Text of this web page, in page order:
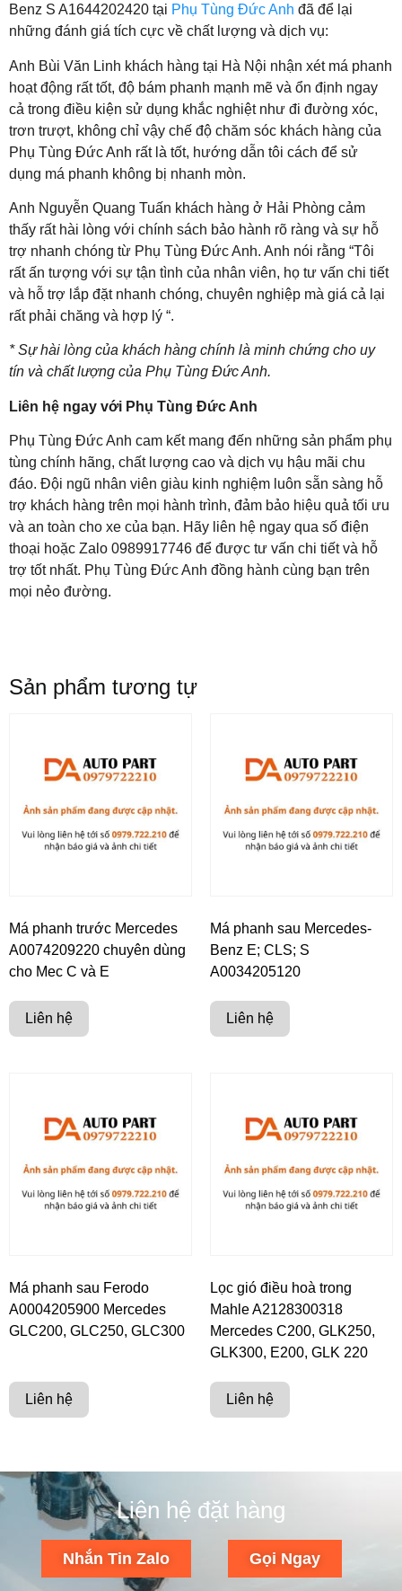
Benz S A1644202420 tại Phụ Tùng Đức Anh đã để lại
những đánh giá tích cực về chất lượng và dịch vụ:
Anh Bùi Văn Linh khách hàng tại Hà Nội nhận xét má phanh
hoạt động rất tốt, độ bám phanh mạnh mẽ và ổn định ngay
cả trong điều kiện sử dụng khắc nghiệt như đi đường xóc,
trơn trượt, không chỉ vậy chế độ chăm sóc khách hàng của
Phụ Tùng Đức Anh rất là tốt, hướng dẫn tôi cách để sử
dụng má phanh không bị nhanh mòn.
Anh Nguyễn Quang Tuấn khách hàng ở Hải Phòng cảm
thấy rất hài lòng với chính sách bảo hành rõ ràng và sự hỗ
trợ nhanh chóng từ Phụ Tùng Đức Anh. Anh nói rằng “Tôi
rất ấn tượng với sự tận tình của nhân viên, họ tư vấn chi tiết
và hỗ trợ lắp đặt nhanh chóng, chuyên nghiệp mà giá cả lại
rất phải chăng và hợp lý “.
* Sự hài lòng của khách hàng chính là minh chứng cho uy
tín và chất lượng của Phụ Tùng Đức Anh.
Liên hệ ngay với Phụ Tùng Đức Anh
Phụ Tùng Đức Anh cam kết mang đến những sản phẩm phụ
tùng chính hãng, chất lượng cao và dịch vụ hậu mãi chu
đáo. Đội ngũ nhân viên giàu kinh nghiệm luôn sẵn sàng hỗ
trợ khách hàng trên mọi hành trình, đảm bảo hiệu quả tối ưu
và an toàn cho xe của bạn. Hãy liên hệ ngay qua số điện
thoại hoặc Zalo 0989917746 để được tư vấn chi tiết và hỗ
trợ tốt nhất. Phụ Tùng Đức Anh đồng hành cùng bạn trên
mọi nẻo đường.
Sản phẩm tương tự
Má phanh trước Mercedes
A0074209220 chuyên dùng
cho Mec C và E
Liên hệ
Má phanh sau Mercedes-
Benz E; CLS; S
A0034205120
Liên hệ
Má phanh sau Ferodo
A0004205900 Mercedes
GLC200, GLC250, GLC300
Liên hệ
Lọc gió điều hoà trong
Mahle A2128300318
Mercedes C200, GLK250,
GLK300, E200, GLK 220
Liên hệ
Liên hệ đặt hàng
Nhắn Tin Zalo Gọi Ngay